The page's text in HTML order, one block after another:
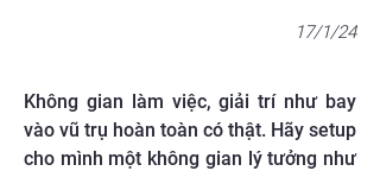
17/1/24
Không gian làm việc, giải trí như bay
vào vũ trụ hoàn toàn có thật. Hãy setup
cho mình một không gian lý tưởng như